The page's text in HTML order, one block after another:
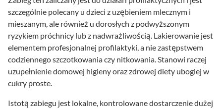
szczególnie polecany u dzieci z uzębieniem mlecznym i
mieszanym, ale również u dorosłych z podwyższonym
ryzykiem próchnicy lub z nadwrażliwością. Lakierowanie jest
elementem profesjonalnej profilaktyki, a nie zastępstwem
codziennego szczotkowania czy nitkowania. Stanowi raczej
uzupełnienie domowej higieny oraz zdrowej diety ubogiej w
cukry proste.
Istotą zabiegu jest lokalne, kontrolowane dostarczenie dużej